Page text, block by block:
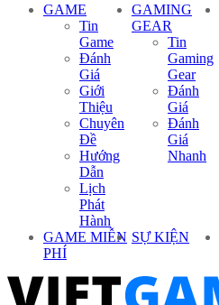
GAME
Tin
Game
Đánh
Giá
Giới
Thiệu
Chuyên
Đề
Hướng
Dẫn
Lịch
Phát
Hành
GAMING
GEAR
Tin
Gaming
Gear
Đánh
Giá
Đánh
Giá
Nhanh
GAME MIỄN
PHÍ
SỰ KIỆN